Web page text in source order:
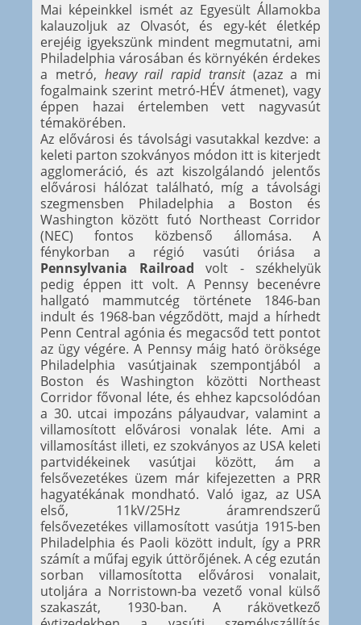
Mai képeinkkel ismét az Egyesült Államokba
kalauzoljuk az Olvasót, és egy-két életkép
erejéig igyekszünk mindent megmutatni, ami
Philadelphia városában és környékén érdekes
a metró, heavy rail rapid transit(azaz a mi
fogalmaink szerint metró-HÉV átmenet), vagy
éppen hazai értelemben vett nagyvasút
témakörében.
Az elővárosi és távolsági vasutakkal kezdve: a
keleti parton szokványos módon itt is kiterjedt
agglomeráció, és azt kiszolgálandó jelentős
elővárosi hálózat található, míg a távolsági
szegmensben Philadelphia a Boston és
Washington között futó Northeast Corridor
(NEC) fontos közbenső állomása. A
fénykorban a régió vasúti óriása a
Pennsylvania Railroad volt - székhelyük
pedig éppen itt volt. A Pennsy becenévre
hallgató mammutcég története 1846-ban
indult és 1968-ban végződött, majd a hírhedt
Penn Central agónia és megacsőd tett pontot
az ügy végére. A Pennsy máig ható öröksége
Philadelphia vasútjainak szempontjából a
Boston és Washington közötti Northeast
Corridor fővonal léte, és ehhez kapcsolódóan
a 30. utcai impozáns pályaudvar, valamint a
villamosított elővárosi vonalak léte. Ami a
villamosítást illeti, ez szokványos az USA keleti
partvidékeinek vasútjai között, ám a
felsővezetékes üzem már kifejezetten a PRR
hagyatékának mondható. Való igaz, az USA
első, 11kV/25Hz áramrendszerű
felsővezetékes villamosított vasútja 1915-ben
Philadelphia és Paoli között indult, így a PRR
számít a műfaj egyik úttörőjének. A cég ezután
sorban villamosította elővárosi vonalait,
utoljára a Norristown-ba vezető vonal külső
szakaszát, 1930-ban. A rákövetkező